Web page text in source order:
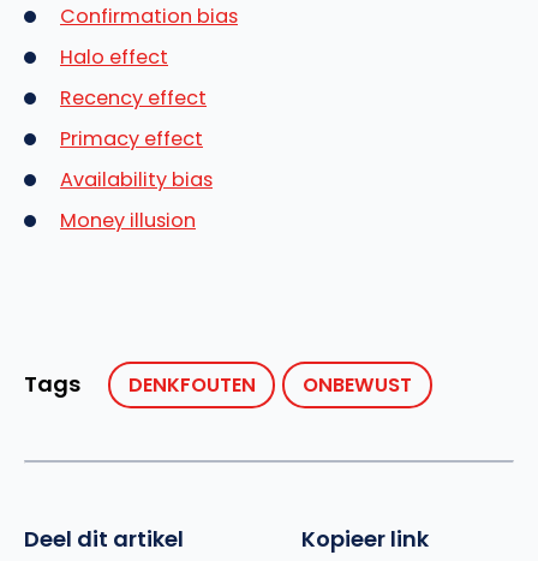
Confirmation bias
Halo effect
Recency effect
Primacy effect
Availability bias
Money illusion
Tags DENKFOUTEN ONBEWUST
Deel dit artikel Kopieer link